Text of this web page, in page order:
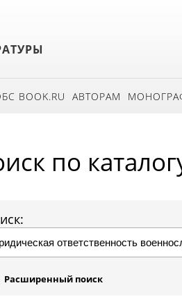
BOOK.RU АВТОРАМ
по
Расширенный поиск